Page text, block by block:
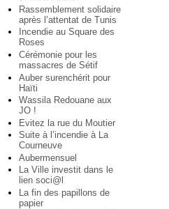
Rassemblement solidaire
après l’attentat de Tunis
Incendie au Square des
Roses
Cérémonie pour les
massacres de Sétif
Auber surenchérit pour
Haïti
Wassila Redouane aux
JO !
Evitez la rue du Moutier
Suite à l’incendie à La
Courneuve
Aubermensuel
La Ville investit dans le
lien soci@l
La fin des papillons de
papier